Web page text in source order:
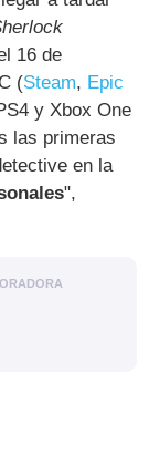
16 de
(Steam, Epic
y Xbox One
las primeras
en la
",